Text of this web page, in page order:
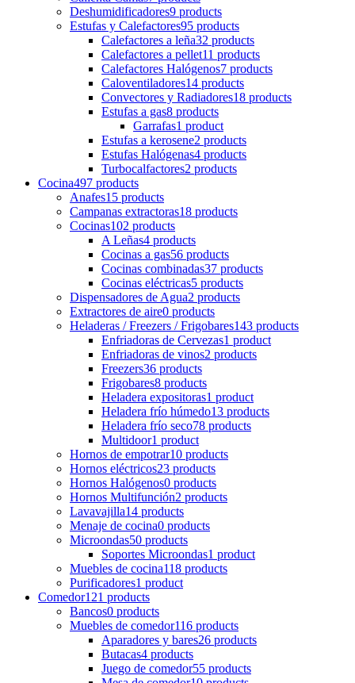
Deshumidificadores9 products
Estufas y Calefactores95 products
Calefactores a leña32 products
Calefactores a pellet11 products
Calefactores Halógenos7 products
Caloventiladores14 products
Convectores y Radiadores18 products
Estufas a gas8 products
Garrafas1 product
Estufas a kerosene2 products
Estufas Halógenas4 products
Turbocalfactores2 products
Cocina497 products
Anafes15 products
Campanas extractoras18 products
Cocinas102 products
A Leñas4 products
Cocinas a gas56 products
Cocinas combinadas37 products
Cocinas eléctricas5 products
Dispensadores de Agua2 products
Extractores de aire0 products
Heladeras / Freezers / Frigobares143 products
Enfriadoras de Cervezas1 product
Enfriadoras de vinos2 products
Freezers36 products
Frigobares8 products
Heladera expositoras1 product
Heladera frío húmedo13 products
Heladera frío seco78 products
Multidoor1 product
Hornos de empotrar10 products
Hornos eléctricos23 products
Hornos Halógenos0 products
Hornos Multifunción2 products
Lavavajilla14 products
Menaje de cocina0 products
Microondas50 products
Soportes Microondas1 product
Muebles de cocina118 products
Purificadores1 product
Comedor121 products
Bancos0 products
Muebles de comedor116 products
Aparadores y bares26 products
Butacas4 products
Juego de comedor55 products